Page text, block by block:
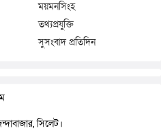
ময়মনসিংহ
তথ্যপ্রযুক্তি
সুসংবাদ প্রতিদিন
সিলেট।